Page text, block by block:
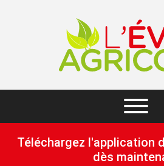
Téléchargez l'application
dès